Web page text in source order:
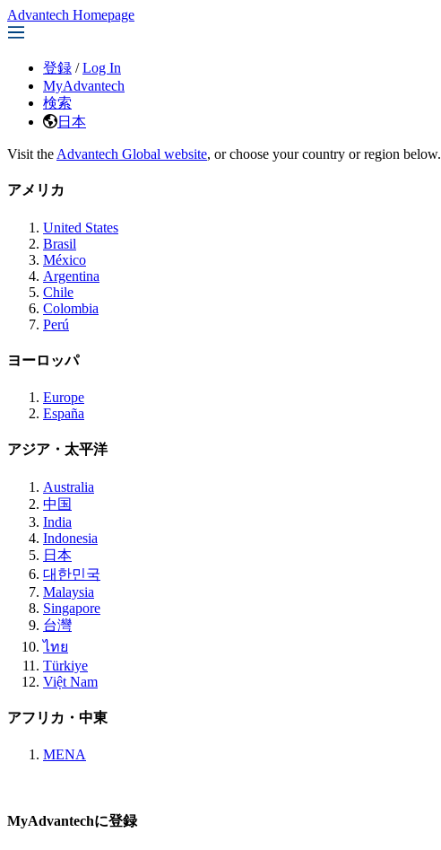
Advantech Homepage
登録 / Log In
MyAdvantech
検索
日本
Visit the Advantech Global website, or choose your country or region below.
アメリカ
United States
Brasil
México
Argentina
Chile
Colombia
Perú
ヨーロッパ
Europe
España
アジア・太平洋
Australia
中国
India
Indonesia
日本
대한민국
Malaysia
Singapore
台灣
ไทย
Türkiye
Việt Nam
アフリカ・中東
MENA
MyAdvantechに登録